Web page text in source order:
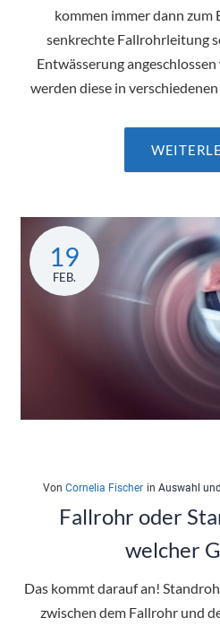
kommen immer dann zum
senkrechte Fallrohrleitung
Entwässerung
werden diese in
19
FEB.
Von Cornelia Fischer in Auswahl
Fallrohr oder
welcher
Das kommt darauf an!
zwischen dem Fallrohr und